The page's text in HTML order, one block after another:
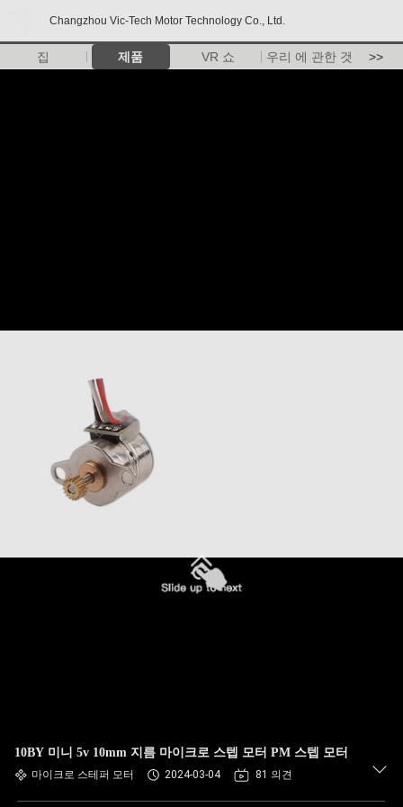
Changzhou Vic-Tech Motor Technology Co., Ltd.
집 제품 VR 쇼 우리 에 관한 것 >>
10BY 미니 5v 10mm 지름 마이크로 스텝 모터 PM 스텝 모터
마이크로 스테퍼 모터 2024-03-04 81 의견